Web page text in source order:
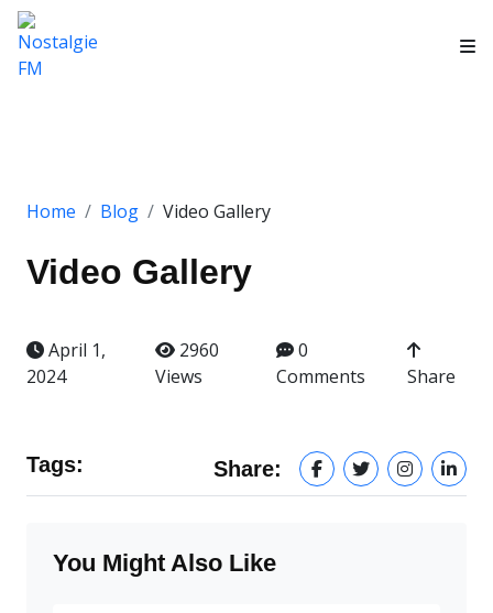
Home Blog Video Gallery
Video Gallery
April 1,
2024
2960
Views
0
Comments
Share
Tags: Share:
You Might Also Like